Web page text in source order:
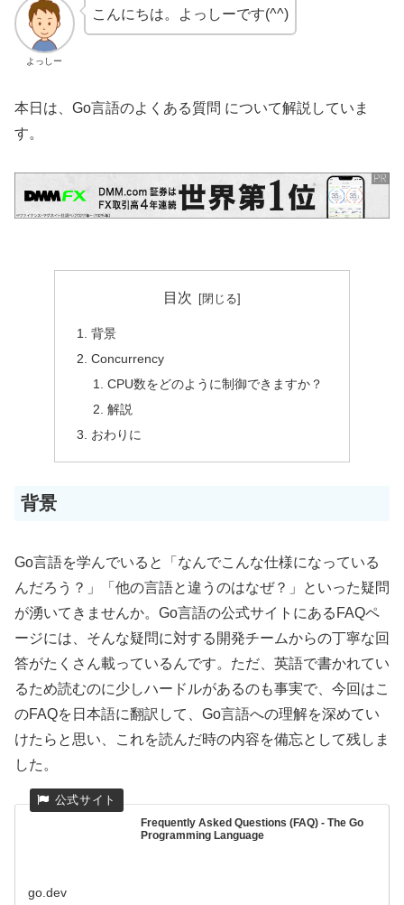
よっしー
こんにちは。よっしーです(^^)
本日は、Go言語のよくある質問 について解説していま
す。
目次
背景
Concurrency
CPU数をどのように制御できますか？
解説
おわりに
背景
Go言語を学んでいると「なんでこんな仕様になっている
んだろう？」「他の言語と違うのはなぜ？」といった疑問
が湧いてきませんか。Go言語の公式サイトにあるFAQペ
ージには、そんな疑問に対する開発チームからの丁寧な回
答がたくさん載っているんです。ただ、英語で書かれてい
るため読むのに少しハードルがあるのも事実で、今回はこ
のFAQを日本語に翻訳して、Go言語への理解を深めてい
けたらと思い、これを読んだ時の内容を備忘として残しま
した。
Frequently Asked Questions (FAQ) - The Go
Programming Language
go.dev